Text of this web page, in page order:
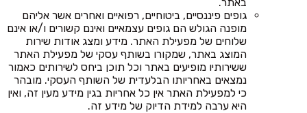
גופים פיננסיים, ביטוחיים, רפואיים ואחרים אשר אליהם
מופנה הגולש הם גופים עצמאיים ואינם קשורים ו/או אינם
שלוחים של מפעילת האתר. מידע ומצג אודות שירות
המוצג באתר, שמקורו בשותף עסקי של מפעילת האתר
ששירותיו מופיעים באתר וכל תוכן ביחס לשירותים כאמור
נמצאים באחריותו הבלעדית של השותף העסקי. מובהר
כי למפעילת האתר אין כל אחריות בגין מידע מעין זה, ואין
היא ערבה למידת הדיוק של מידע זה.